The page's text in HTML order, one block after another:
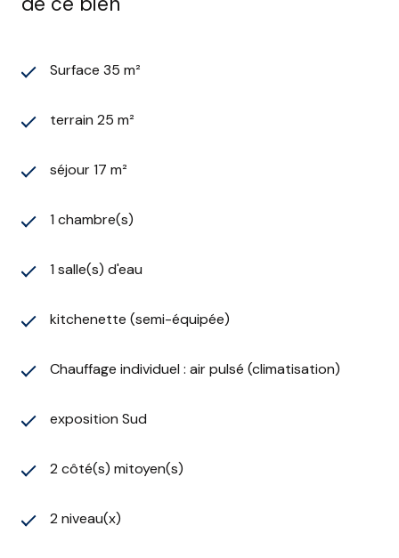
Surface 35 m²
terrain 25 m²
séjour 17 m²
1 chambre(s)
1 salle(s) d'eau
kitchenette (semi-équipée)
Chauffage individuel : air pulsé (climatisation)
exposition Sud
2 côté(s) mitoyen(s)
2 niveau(x)